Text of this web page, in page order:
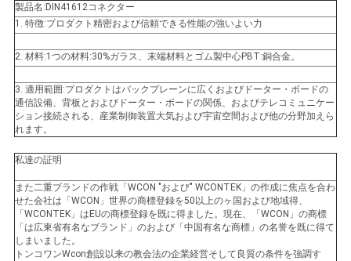
い
地
図
PRIVACY
POLICY
製品名:DIN41612コネクター
1. 特徴:プロダクト精密および信頼できる性能の強いよい力
2. 材料:1つの材料:30%ガラス、末端材料とゴム製中心PBT:銅合金。
3. 適用範囲:プロダクトはバックプレーンに広くおよびドーター・ボードの
通信設備、背板とおよびドーター・ボードの関係、およびテレコミュニケー
ション接続される、産業制御装置大気および宇宙空間および他の分野加えら
れます。
私達の証明
また二重ブランドの作戦「WCON "および" WCONTEK」の作成に焦点を合わ
せた会社は「WCON」世界の商標登録を50以上のヶ国および地域得、
「WCONTEK」はEUの商標登録を既に得ました。現在、「WCON」の商標
「は広東省有名なブランド」のおよび「中国有名な商標」の名誉を既に得て
しまいました。
トンコワンWcon創設以来の教会法の企業経営そして良質の条件を強調す